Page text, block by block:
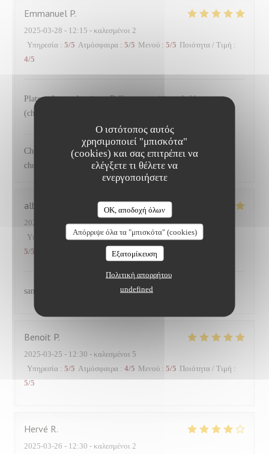
Ο ιστότοπος αυτός
χρησιμοποιεί "μπισκότα"
(cookies) και σας επιτρέπει να
ελέγξετε τι θέλετε να
ενεργοποιήσετε
OK, αποδοχή όλων
Απόρριψε όλα τα "μπισκότα" (cookies)
Εξατομίκευση
Πολιτική απορρήτου
undefined
Emmanuel P
2025-03-28 - 12:15 - καλεσμένοι 2
Υπηρεσία : 5/5 Ατμόσφαιρα : 5/5 Μενού : 5/5 Ποιότητα / Τιμή :
4/5
Plats goûteux, de saison. Belles compositions de légumes
(choux) accompagnant le saumon
απάντησε σε αυτή την αξιολόγηση
Cher Emmanuel Ravi que vous ayez apprécié nos plats et les
choix de légumes proposés Au plaisir
albane
2025-03-27
- 12:45 - καλεσμένοι 2
Υπηρεσία
5/5 Ατμόσφαιρα: 5/5 Μενού: 5/5 Ποιότητα / Τιμή
5/5
sans aucun doute
Benoit P
2025-03-25 - 12:30 - καλεσμένοι 5
Υπηρεσία : 5/5 Ατμόσφαιρα : 4/5 Μενού : 5/5 Ποιότητα / Τιμή :
5/5
Hervé R
2025-03-26 - 12:30 - καλεσμένοι 2